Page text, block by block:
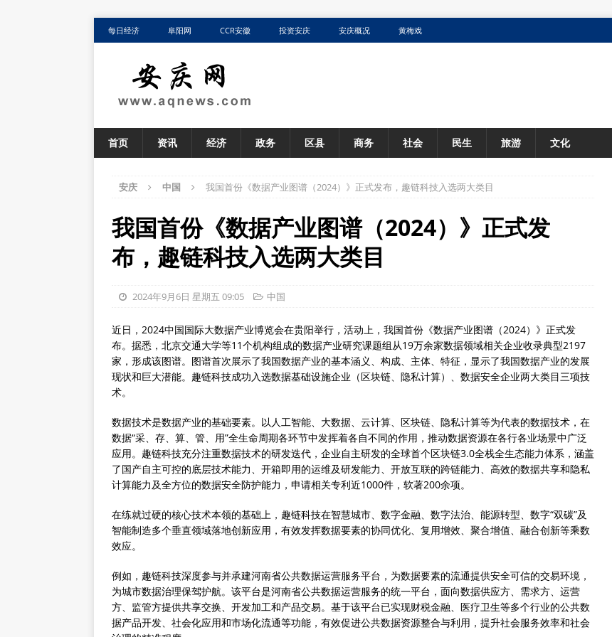
每日经济 阜阳网 CCR安徽 投资安庆 安庆概况 黄梅戏
首页 资讯 经济 政务 区县 商务 社会 民生 旅游 文化
安庆 中国 我国首份《数据产业图谱（2024）》正式发布，趣链科技入选两大类目
我国首份《数据产业图谱（2024）》正式发
布，趣链科技入选两大类目
2024年9月6日 星期五 09:05 中国
近日，2024中国国际大数据产业博览会在贵阳举行，活动上，我国首份《数据产业图谱（2024）》正式发
布。据悉，北京交通大学等11个机构组成的数据产业研究课题组从19万余家数据领域相关企业收录典型2197
家，形成该图谱。图谱首次展示了我国数据产业的基本涵义、构成、主体、特征，显示了我国数据产业的发展
现状和巨大潜能。趣链科技成功入选数据基础设施企业（区块链、隐私计算）、数据安全企业两大类目三项技
术。
数据技术是数据产业的基础要素。以人工智能、大数据、云计算、区块链、隐私计算等为代表的数据技术，在
数据“采、存、算、管、用”全生命周期各环节中发挥着各自不同的作用，推动数据资源在各行各业场景中广泛
应用。趣链科技充分注重数据技术的研发迭代，企业自主研发的全球首个区块链3.0全栈全生态能力体系，涵盖
了国产自主可控的底层技术能力、开箱即用的运维及研发能力、开放互联的跨链能力、高效的数据共享和隐私
计算能力及全方位的数据安全防护能力，申请相关专利近1000件，软著200余项。
在练就过硬的核心技术本领的基础上，趣链科技在智慧城市、数字金融、数字法治、能源转型、数字“双碳”及
智能制造多个垂直领域落地创新应用，有效发挥数据要素的协同优化、复用增效、聚合增值、融合创新等乘数
效应。
例如，趣链科技深度参与并承建河南省公共数据运营服务平台，为数据要素的流通提供安全可信的交易环境，
为城市数据治理保驾护航。该平台是河南省公共数据运营服务的统一平台，面向数据供应方、需求方、运营
方、监管方提供共享交换、开发加工和产品交易。基于该平台已实现财税金融、医疗卫生等多个行业的公共数
据产品开发、社会化应用和市场化流通等功能，有效促进公共数据资源整合与利用，提升社会服务效率和社会